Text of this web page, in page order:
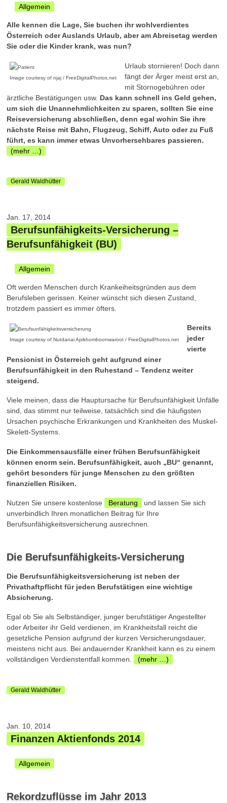
Allgemein
Alle kennen die Lage, Sie buchen ihr wohlverdientes
Österreich oder Auslands Urlaub, aber am Abreisetag werden
Sie oder die Kinder krank, was nun?
Image courtesy of njaj / FreeDigitalPhotos.net
Urlaub stornieren! Doch dann
fängt der Ärger meist erst an,
mit Stornogebühren oder
ärztliche Bestätigungen usw. Das kann schnell ins Geld gehen,
um sich die Unannehmlichkeiten zu sparen, sollten Sie eine
Reiseversicherung abschließen, denn egal wohin Sie ihre
nächste Reise mit Bahn, Flugzeug, Schiff, Auto oder zu Fuß
führt, es kann immer etwas Unvorhersehbares passieren.
(mehr …)
Gerald Waldhütter
Jan. 17, 2014
Berufsunfähigkeits-Versicherung –
Berufsunfähigkeit (BU)
Allgemein
Oft werden Menschen durch Krankeiheitsgründen aus dem
Berufsleben gerissen. Keiner wünscht sich diesen Zustand,
trotzdem passiert es immer öfters.
Image courtesy of Nutdanai Apikhomboonwaroot / FreeDigitalPhotos.net
Bereits
jeder
vierte
Pensionist in Österreich geht aufgrund einer
Berufsunfähigkeit in den Ruhestand – Tendenz weiter
steigend.
Viele meinen, dass die Hauptursache für Berufsunfähigkeit Unfälle
sind, das stimmt nur teilweise, tatsächlich sind die häufigsten
Ursachen psychische Erkrankungen und Krankheiten des Muskel-
Skelett-Systems.
Die Einkommensausfälle einer frühen Berufsunfähigkeit
können enorm sein. Berufsunfähigkeit, auch „BU“ genannt,
gehört besonders für junge Menschen zu den größten
finanziellen Risiken.
Nutzen Sie unsere kostenlose Beratung
und lassen Sie sich
unverbindlich Ihren monatlichen Beitrag für Ihre
Berufsunfähigkeitsversicherung ausrechnen.
Die Berufsunfähigkeits-Versicherung
Die Berufsunfähigkeitsversicherung ist neben der
Privathaftpflicht für jeden Berufstätigen eine wichtige
Absicherung.
Egal ob Sie als Selbständiger, junger berufstätiger Angestellter
oder Arbeiter ihr Geld verdienen, im Krankheitsfall reicht die
gesetzliche Pension aufgrund der kurzen Versicherungsdauer,
meistens nicht aus. Bei andauernder Krankheit kann es zu einem
vollständigen Verdienstentfall kommen.
(mehr …)
Gerald Waldhütter
Jan. 10, 2014
Finanzen Aktienfonds 2014
Allgemein
Rekordzuflüsse im Jahr 2013